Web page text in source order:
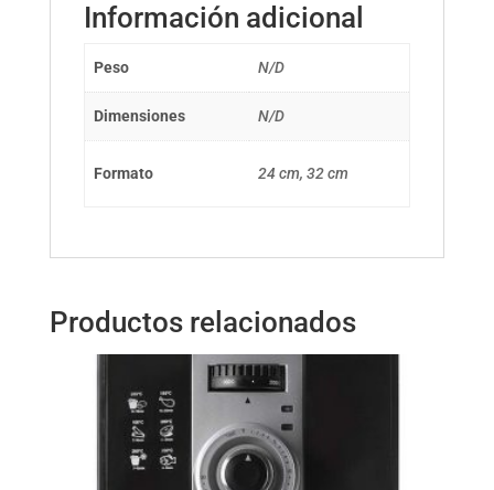
Información adicional
Peso N/D
Dimensiones N/D
Formato 24 cm, 32 cm
Productos relacionados